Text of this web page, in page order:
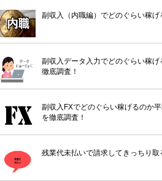
副収入（内職編）でどのぐらい稼げ
副収入データ入力でどのぐらい稼
徹底調査！
副収入FXでどのぐらい稼げるのか
を徹底調査！
残業代未払いで請求してきっちり取